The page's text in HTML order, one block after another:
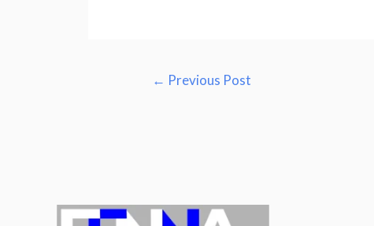
Post
← Previous Post